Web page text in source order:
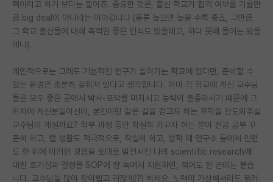
학술 정보 게시판
홍보 게시판
커리어
유학교육
이벤트
반도체 아카데미
재팬라운지 🌸
펙이라고 하기 보다는 말이죠. 중요한 것은, 출신 학교가 합격 여부를 가를만
큼 big deal이 아니라는 이야깁니다 (물론 높으면 높을 수록 좋죠, 그만큼
그 학교 출신들에 대해 축적된 좋은 인식도 있을테고, 하다 못해 들어는 봤을
테니).
개인적으로는 그래도 기본적인 연구가 돌아가는 학교에 있다면, 준비할 수
있는 환경은 충분히 갖춰져 있다고 생각합니다. 이미 각 학교에 계신 교수님
들은 모두 좋은 곳에서 박사-포닥을 마치시고 능력이 출중하시기 때문에 그
위치에 계신분들이신데, 본인이랑 같은 길을 걷고자 하는 후학을 안도와주실
교수님이 계실까요? 학부 과정 동안 착실히 가고자 하는 분야 전공 공부 꾸
준히 하고, 랩 생활도 적극적으로, 착실히 하고, 방학 때 연구소 등에서 인턴
도 한 뒤에 이러한 경험을 토대로 발전시킨 나의 scientific research에
대한 호기심과 열정을 SOP에 잘 녹여서 지원하면, 적어도 한 군데는 붙습
니다. 교수님들 많이 찾아뵙고 귀찮게(?) 하세요, 노력이 가상해서라도 뭐라